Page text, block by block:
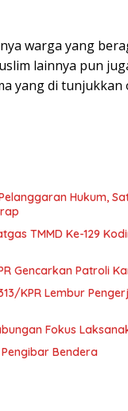
warga yang
lainnya pun
yang di tunjukkan
Hukum,
TMMD Ke-129
Gencarkan Patroli
KPR Lembur
Fokus
Bendera